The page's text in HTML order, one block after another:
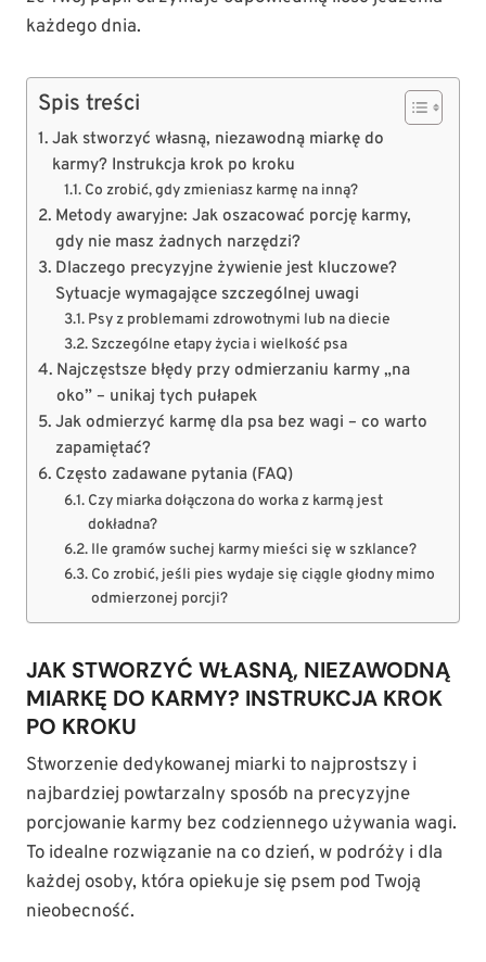
każdego dnia.
Spis treści
Jak stworzyć własną, niezawodną miarkę do
karmy? Instrukcja krok po kroku
Co zrobić, gdy zmieniasz karmę na inną?
Metody awaryjne: Jak oszacować porcję karmy,
gdy nie masz żadnych narzędzi?
Dlaczego precyzyjne żywienie jest kluczowe?
Sytuacje wymagające szczególnej uwagi
Psy z problemami zdrowotnymi lub na diecie
Szczególne etapy życia i wielkość psa
Najczęstsze błędy przy odmierzaniu karmy „na
oko” – unikaj tych pułapek
Jak odmierzyć karmę dla psa bez wagi – co warto
zapamiętać?
Często zadawane pytania (FAQ)
Czy miarka dołączona do worka z karmą jest
dokładna?
Ile gramów suchej karmy mieści się w szklance?
Co zrobić, jeśli pies wydaje się ciągle głodny mimo
odmierzonej porcji?
JAK STWORZYĆ WŁASNĄ, NIEZAWODNĄ
MIARKĘ DO KARMY? INSTRUKCJA KROK
PO KROKU
Stworzenie dedykowanej miarki to najprostszy i
najbardziej powtarzalny sposób na precyzyjne
porcjowanie karmy bez codziennego używania wagi.
To idealne rozwiązanie na co dzień, w podróży i dla
każdej osoby, która opiekuje się psem pod Twoją
nieobecność.